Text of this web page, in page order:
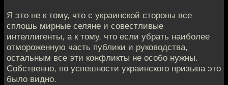
Я это не к тому, что с украинской стороны все
сплошь мирные селяне и совестливые
интеллигенты, а к тому, что если убрать наиболее
отмороженную часть публики и руководства,
остальным все эти конфликты не особо нужны.
Собственно, по успешности украинского призыва это
было видно.